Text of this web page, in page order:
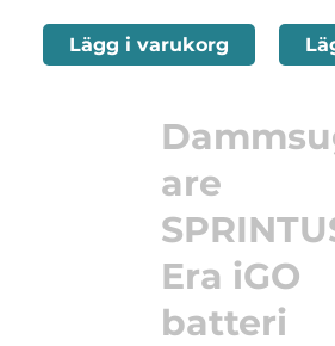
Lägg i varukorg
are
Era iGO
batteri